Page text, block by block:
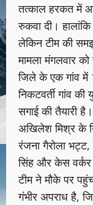
तत्काल हरकत में
रुकवा दी।
लेकिन टीम की
मामला मंगलवार
जिले के एक गांव में
निकटवर्ती गांव
सगाई की तैयारी
अखिलेश मिश्र के
रंजना गैरोला
सिंह और केस
टीम ने मौके पर
गंभीर अपराध है,